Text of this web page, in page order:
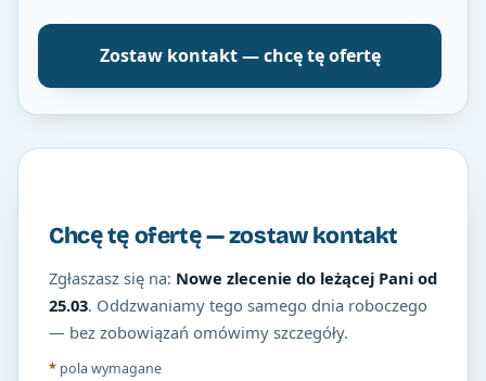
Zostaw kontakt — chcę tę ofertę
Chcę tę ofertę — zostaw kontakt
Zgłaszasz się na: Nowe zlecenie do leżącej Pani od
25.03. Oddzwaniamy tego samego dnia roboczego
— bez zobowiązań omówimy szczegóły.
* pola wymagane